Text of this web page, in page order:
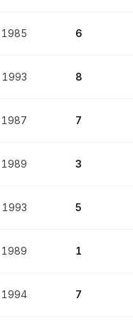
1985 6
1993 8
1987 7
1989 3
1993 5
1989 1
1994 7